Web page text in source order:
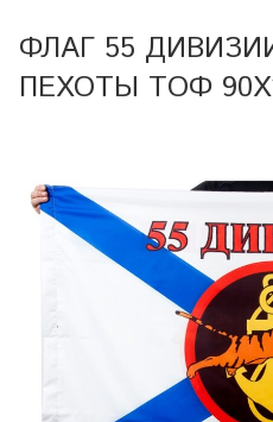
ФЛАГ 55
ПЕХОТЫ ТОФ